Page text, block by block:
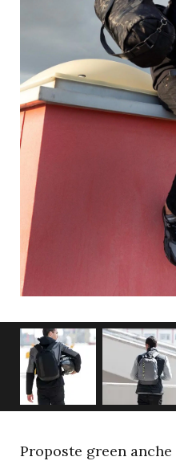
Proposte green